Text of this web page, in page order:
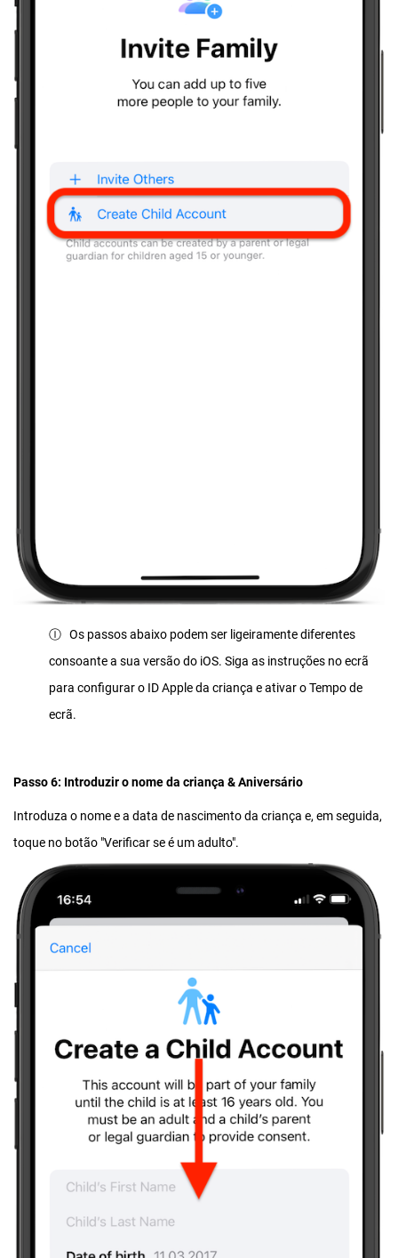
Ⓘ Os passos abaixo podem ser ligeiramente diferentes
consoante a sua versão do iOS. Siga as instruções no ecrã
para configurar o ID Apple da criança e ativar o Tempo de
ecrã.
Passo 6: Introduzir o nome da criança & Aniversário
Introduza o nome e a data de nascimento da criança e, em seguida,
toque no botão "Verificar se é um adulto".